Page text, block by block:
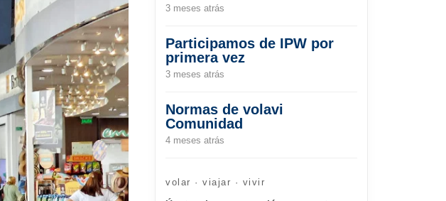
3 meses atrás
Participamos de IPW por
primera vez
3 meses atrás
Normas de volavi
Comunidad
4 meses atrás
volar · viajar · vivir